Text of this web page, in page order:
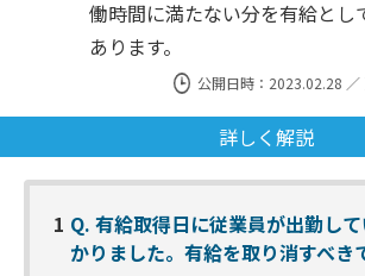
働時間に満たない分を有給とし
あります。
公開日時：2023.02.28
詳しく解説
1 Q. 有給取得日に従業員が出勤し
かりました。有給を取り消すべき